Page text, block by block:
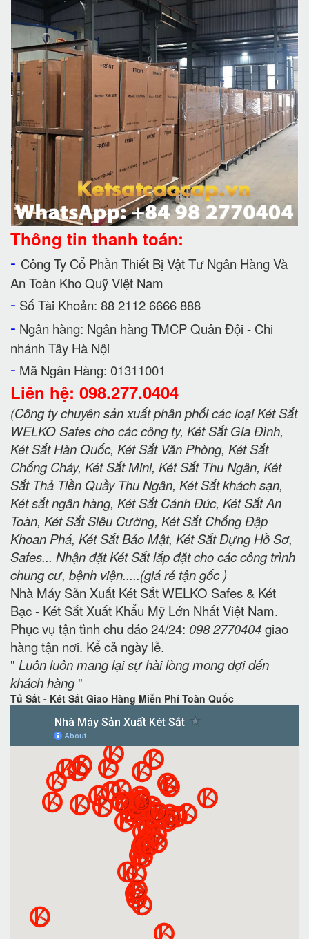
Thông tin thanh toán:
- Công Ty Cổ Phần Thiết Bị Vật Tư Ngân Hàng Và
An Toàn Kho Quỹ Việt Nam
- Số Tài Khoản: 88 2112 6666 888
- Ngân hàng: Ngân hàng TMCP Quân Đội - Chi
nhánh Tây Hà Nội
- Mã Ngân Hàng: 01311001
Liên hệ: 098.277.0404
(Công ty chuyên sản xuất phân phối các loại Két Sắt
WELKO Safes cho các công ty, Két Sắt Gia Đình,
Két Sắt Hàn Quốc, Két Sắt Văn Phòng, Két Sắt
Chống Cháy, Két Sắt Mini, Két Sắt Thu Ngân, Két
Sắt Thả Tiền Quầy Thu Ngân, Két Sắt khách sạn,
Két sắt ngân hàng, Két Sắt Cánh Đúc, Két Sắt An
Toàn, Két Sắt Siêu Cường, Két Sắt Chống Đập
Khoan Phá, Két Sắt Bảo Mật, Két Sắt Đựng Hồ Sơ,
Safes... Nhận đặt Két Sắt lắp đặt cho các công trình
chung cư, bệnh viện.....(giá rẻ tận gốc )
Nhà Máy Sản Xuất Két Sắt WELKO Safes & Két
Bạc - Két Sắt Xuất Khẩu Mỹ Lớn Nhất Việt Nam.
Phục vụ tận tình chu đáo 24/24: 098 2770404giao
hàng tận nơi. Kể cả ngày lễ.
" Luôn luôn mang lại sự hài lòng mong đợi đến
khách hàng"
Tủ Sắt - Két Sắt Giao Hàng Miễn Phí Toàn Quốc